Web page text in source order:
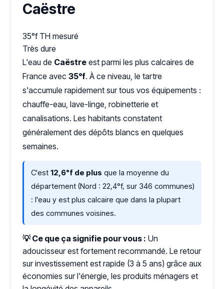
Caëstre
35°f TH mesuré
Très dure
L'eau de Caëstre est parmi les plus calcaires de
France avec 35°f. À ce niveau, le tartre
s'accumule rapidement sur tous vos équipements :
chauffe-eau, lave-linge, robinetterie et
canalisations. Les habitants constatent
généralement des dépôts blancs en quelques
semaines.
C'est 12,6°f de plus que la moyenne du
département (Nord : 22,4°f, sur 346 communes)
: l'eau y est plus calcaire que dans la plupart
des communes voisines.
💡 Ce que ça signifie pour vous : Un
adoucisseur est fortement recommandé. Le retour
sur investissement est rapide (3 à 5 ans) grâce aux
économies sur l'énergie, les produits ménagers et